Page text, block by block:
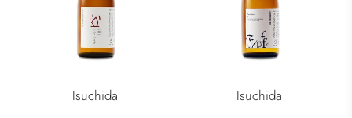
Tsuchida
Tsuchida